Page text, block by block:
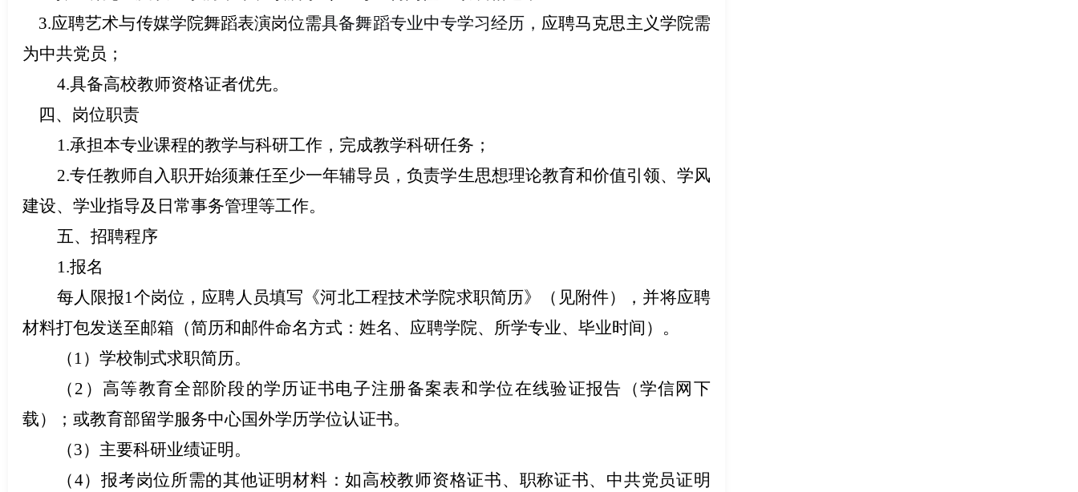
3.应聘艺术与传媒学院舞蹈表演岗位需具备舞蹈专业中专学习经历， 应聘马克思主义学院需
为中共党员；
4.具备高校教师资格证者优先。
四、岗位职责
1.承担本专业课程的教学与科研工作，完成教学科研任务；
2.专任教师自 入职开始须兼任至少一年辅导员，负责学生思想理论教育和价值引领、 学风
建设、 学业指导及日常事务管理等工作。
五、招聘程序
1.报名
每人限报1个岗位，应聘人员填写《河北工程技术学院求职简历》（见附件），并将应聘
材料打包发送至邮箱（简历和邮件命名方式：姓名、应聘学院、所学专业、毕业时间）。
（1）学校制式求职简历。
（2） 高等教育全部阶段的学历证书电子注册备案表和学位在线验证报告（学信网下
载）；或教育部留学服务中心国外学历学位认证书。
（3）主要科研业绩证明。
（4）报考岗位所需的其他证明材料：如高校教师资格证书、职称证书、中共党员证明